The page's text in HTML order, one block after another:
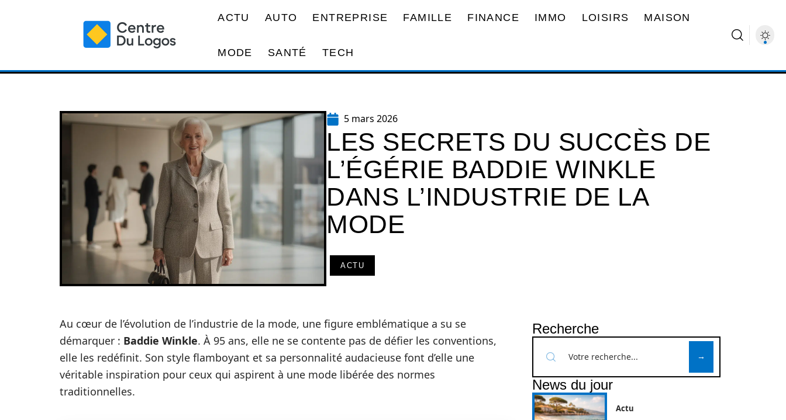
ACTU AUTO ENTREPRISE FAMILLE FINANCE IMMO LOISIRS MAISON
MODE SANTÉ TECH
5 mars 2026
LES SECRETS DU SUCCÈS DE
L’ÉGÉRIE BADDIE WINKLE
DANS L’INDUSTRIE DE LA
MODE
ACTU
Au cœur de l’évolution de l’industrie de la mode, une figure emblématique a su se
démarquer : Baddie Winkle. À 95 ans, elle ne se contente pas de défier les conventions,
elle les redéfinit. Son style flamboyant et sa personnalité audacieuse font d’elle une
véritable inspiration pour ceux qui aspirent à une mode libérée des normes
traditionnelles.
Recherche
News du jour
Actu